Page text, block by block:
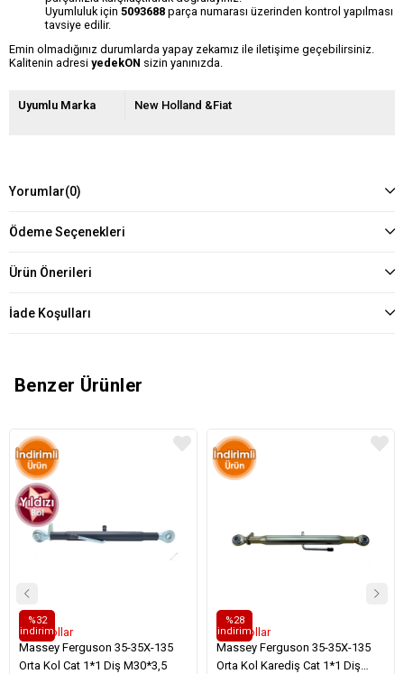
Uyumluluk için 5093688 parça numarası üzerinden kontrol yapılması
tavsiye edilir.
Emin olmadığınız durumlarda yapay zekamız ile iletişime geçebilirsiniz.
Kalitenin adresi yedekON sizin yanınızda.
Uyumlu Marka New Holland &Fiat
Yorumlar(0)
Ödeme Seçenekleri
Ürün Önerileri
İade Koşulları
Benzer Ürünler
Orta Kollar
Massey Ferguson 35-35X-135
Orta Kol Cat 1*1 Diş M30*3,5
%32
i̇ndirim
Orta Kollar
Massey Ferguson 35-35X-135
Orta Kol Karediş Cat 1*1 Diş
%28
i̇ndirim